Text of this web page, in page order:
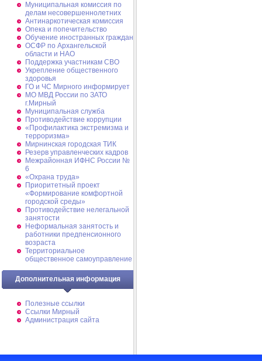
Муниципальная комиссия по
делам несовершеннолетних
Антинаркотическая комиссия
Опека и попечительство
Обучение иностранных граждан
ОСФР по Архангельской
области и НАО
Поддержка участникам СВО
Укрепление общественного
здоровья
ГО и ЧС Мирного информирует
МО МВД России по ЗАТО
г.Мирный
Муниципальная cлужба
Противодействие коррупции
«Профилактика экстремизма и
терроризма»
Мирнинская городская ТИК
Резерв управленческих кадров
Межрайонная ИФНС России №
6
«Охрана труда»
Приоритетный проект
«Формирование комфортной
городской среды»
Противодействие нелегальной
занятости
Неформальная занятость и
работники предпенсионного
возраста
Территориальное
общественное самоуправление
Дополнительная информация
Полезные ссылки
Ссылки Мирный
Администрация сайта